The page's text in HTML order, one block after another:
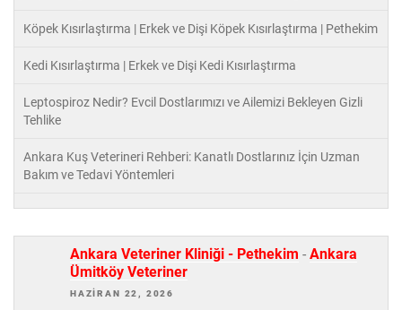
Köpek Kısırlaştırma | Erkek ve Dişi Köpek Kısırlaştırma | Pethekim
Kedi Kısırlaştırma | Erkek ve Dişi Kedi Kısırlaştırma
Leptospiroz Nedir? Evcil Dostlarımızı ve Ailemizi Bekleyen Gizli
Tehlike
Ankara Kuş Veterineri Rehberi: Kanatlı Dostlarınız İçin Uzman
Bakım ve Tedavi Yöntemleri
Ankara Veteriner Kliniği - Pethekim - Ankara
Ümitköy Veteriner
HAZIRAN 22, 2026